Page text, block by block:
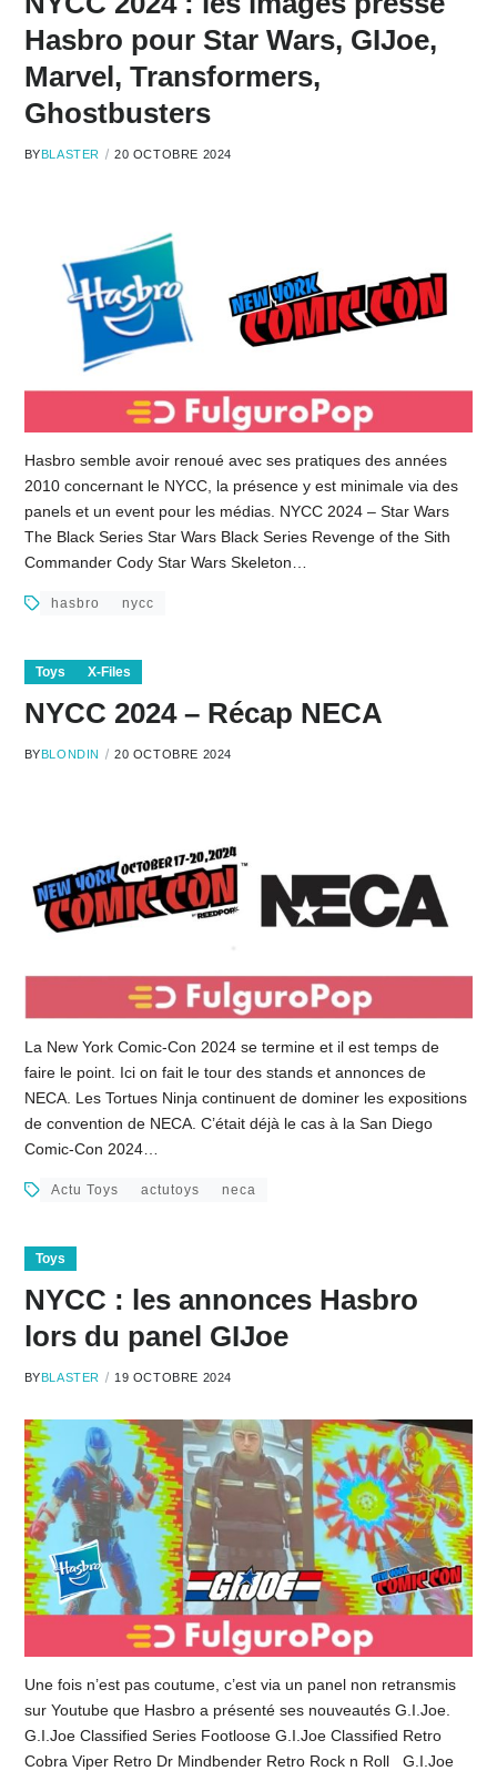
Hasbro pour Star Wars, GIJoe,
Marvel, Transformers,
Ghostbusters
BYBLASTER 20 OCTOBRE 2024
Hasbro semble avoir renoué avec ses pratiques des années
2010 concernant le NYCC, la présence y est minimale via des
panels et un event pour les médias. NYCC 2024 – Star Wars
The Black Series Star Wars Black Series Revenge of the Sith
Commander Cody Star Wars Skeleton…
hasbro nycc
Toys X-Files
NYCC 2024 – Récap NECA
BYBLONDIN 20 OCTOBRE 2024
La New York Comic-Con 2024 se termine et il est temps de
faire le point. Ici on fait le tour des stands et annonces de
NECA. Les Tortues Ninja continuent de dominer les expositions
de convention de NECA. C’était déjà le cas à la San Diego
Comic-Con 2024…
Actu Toys actutoys neca
Toys
NYCC : les annonces Hasbro
lors du panel GIJoe
BY BLASTER 19 OCTOBRE 2024
Une fois n’est pas coutume, c’est via un panel non retransmis
sur Youtube que Hasbro a présenté ses nouveautés G.I.Joe.
G.I.Joe Classified Series Footloose G.I.Joe Classified Retro
Cobra Viper Retro Dr Mindbender Retro Rock n Roll G.I.Joe